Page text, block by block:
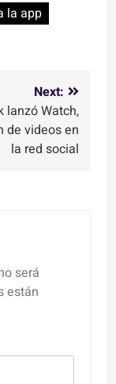
la app
Next:
lanzó Watch,
de videos en
la red social
será
están